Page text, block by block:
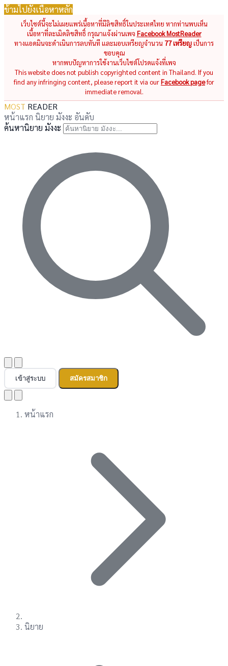
ข้ามไปยังเนื้อหาหลัก
เว็บไซต์นี้จะไม่เผยแพร่เนื้อหาที่มีลิขสิทธิ์ในประเทศไทย หากท่านพบเห็น
เนื้อหาที่ละเมิดลิขสิทธิ์ กรุณาแจ้งผ่านเพจ Facebook MostReader
ทางแอดมินจะดำเนินการลบทันที และมอบเหรียญจำนวน 77 เหรียญเป็นการ
ขอบคุณ
หากพบปัญหาการใช้งานเว็บไซต์โปรดแจ้งที่เพจ
This website does not publish copyrighted content in Thailand. If you
find any infringing content, please report it via ourFacebook pagefor
immediate removal.
MOST READER
หน้าแรก นิยาย มังงะ อันดับ
ค้นหานิยาย มังงะ
เข้าสู่ระบบ สมัครสมาชิก
หน้าแรก
นิยาย